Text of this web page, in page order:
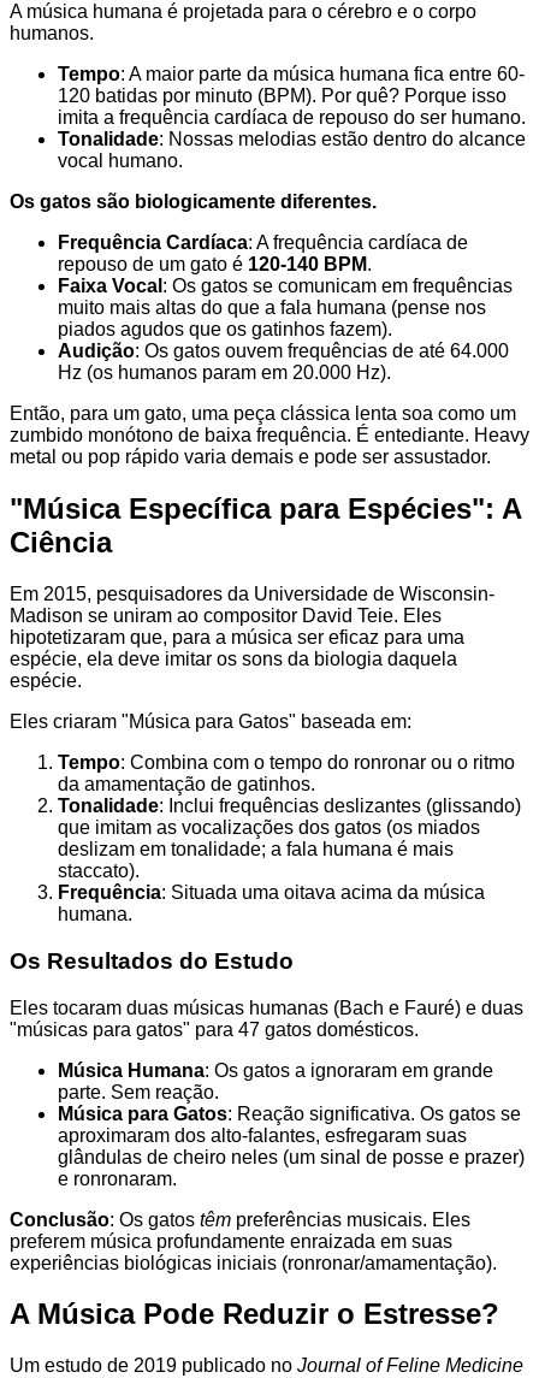
A música humana é projetada para o cérebro e o corpo
humanos.
Tempo: A maior parte da música humana fica entre 60-
120 batidas por minuto (BPM). Por quê? Porque isso
imita a frequência cardíaca de repouso do ser humano.
Tonalidade: Nossas melodias estão dentro do alcance
vocal humano.
Os gatos são biologicamente diferentes.
Frequência Cardíaca: A frequência cardíaca de
repouso de um gato é 120-140 BPM.
Faixa Vocal : Os gatos se comunicam em frequências
muito mais altas do que a fala humana (pense nos
piados agudos que os gatinhos fazem).
Audição: Os gatos ouvem frequências de até 64.000
Hz (os humanos param em 20.000 Hz).
Então, para um gato, uma peça clássica lenta soa como um
zumbido monótono de baixa frequência. É entediante. Heavy
metal ou pop rápido varia demais e pode ser assustador.
"Música Específica para Espécies": A
Ciência
Em 2015, pesquisadores da Universidade de Wisconsin-
Madison se uniram ao compositor David Teie. Eles
hipotetizaram que, para a música ser eficaz para uma
espécie, ela deve imitar os sons da biologia daquela
espécie.
Eles criaram "Música para Gatos" baseada em:
Tempo: Combina com o tempo do ronronar ou o ritmo
da amamentação de gatinhos.
Tonalidade: Inclui frequências deslizantes (glissando)
que imitam as vocalizações dos gatos (os miados
deslizam em tonalidade; a fala humana é mais
staccato).
Frequência: Situada uma oitava acima da música
humana.
Os Resultados do Estudo
Eles tocaram duas músicas humanas (Bach e Fauré) e duas
"músicas para gatos" para 47 gatos domésticos.
Música Humana: Os gatos a ignoraram em grande
parte. Sem reação.
Música para Gatos: Reação significativa. Os gatos se
aproximaram dos alto-falantes, esfregaram suas
glândulas de cheiro neles (um sinal de posse e prazer)
e ronronaram.
Conclusão: Os gatos têm preferências musicais. Eles
preferem música profundamente enraizada em suas
experiências biológicas iniciais (ronronar/amamentação).
A Música Pode Reduzir o Estresse?
Um estudo de 2019 publicado no Journal of Feline Medicine